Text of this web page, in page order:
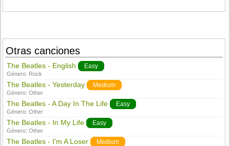
Otras canciones
The Beatles - English Easy
Género: Rock
The Beatles - Yesterday Medium
Género:Other
The Beatles - A Day In The Life Easy
Género:Other
The Beatles - In My Life Easy
Género:Other
The Beatles - I'm A Loser Medium